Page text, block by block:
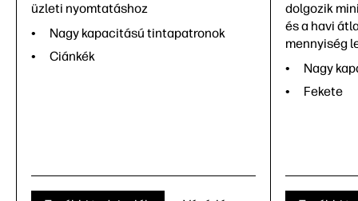
üzleti nyomtatáshoz
Nagy kapacitású tintapatronok
Ciánkék
dolgozik
és a havi
mennyiség
Nagy
Fekete